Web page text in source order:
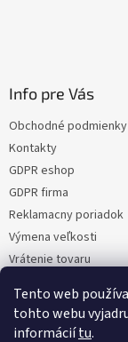
Tento web
tohto webu
informáciítu.
Info pre Vás
Obchodné podmienky
Kontakty
GDPR eshop
GDPR firma
Reklamacny poriadok
Výmena veľkosti
Vrátenie tovaru
Moja objednávka